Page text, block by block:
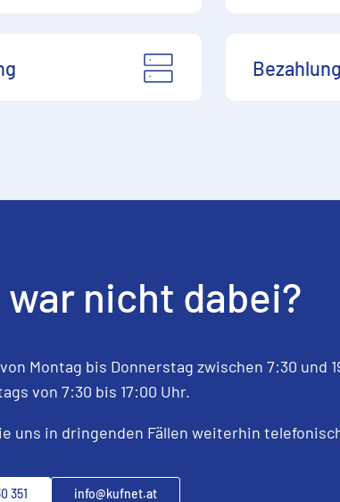
nicht dabei?
Montag bis Donnerstag zwischen 7:30 und
von 7:30 bis 17:00 Uhr.
uns in dringenden Fällen weiterhin
351 info@kufnet.at